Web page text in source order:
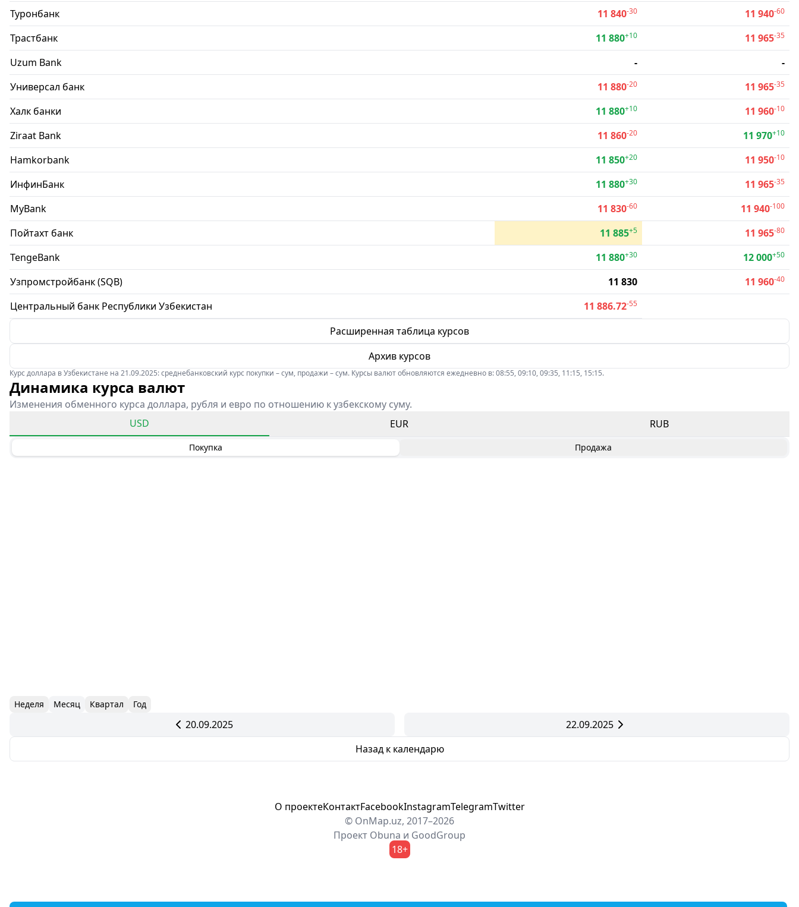
Туронбанк 11 840-30 11 940-60
Трастбанк 11 880+10 11 965-35
Uzum Bank -
-
Универсал банк
11 880-20 11 965-35
Халк банки 11 880+10 11 960-10
Ziraat Bank 11 860-20 11 970+10
Hamkorbank 11 850+20 11 950-10
ИнфинБанк 11 880+30 11 965-35
MyBank 11 830-60 11 940-100
Пойтахт банк 11 885+5 11 965-80
TengeBank 11 880+30 12 000+50
Узпромстройбанк (SQB) 11 830 11 960-40
Центральный банк Республики Узбекистан 11 886.72-55
Расширенная таблица курсов
Архив курсов
Курс доллара в Узбекистане на 21.09.2025: среднебанковский курс покупки – сум, продажи – сум. Курсы валют обновляются ежедневно в: 08:55, 09:10, 09:35, 11:15, 15:15.
Динамика курса валют
Изменения обменного курса доллара, рубля и евро по отношению к узбекскому суму.
USD
EUR RUB
Покупка Продажа
Неделя Месяц Квартал Год
20.09.2025
22.09.2025
Назад к календарю
О проектеКонтактFacebookInstagramTelegramTwitter
© OnMap.uz, 2017–2026
Проект Obuna и GoodGroup
18+